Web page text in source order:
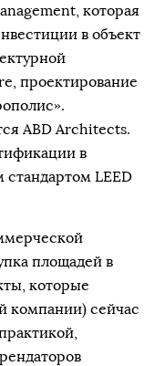
которая
в объект
проектирование
ABD Architects.
в
LEED
площадей в
которые
компании) сейчас